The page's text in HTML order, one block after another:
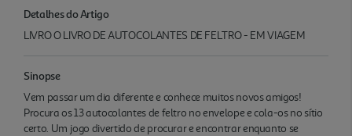
Detalhes do Artigo
LIVRO O LIVRO DE AUTOCOLANTES DE FELTRO - EM VIAGEM
Sinopse
Vem passar um dia diferente e conhece muitos novos amigos!
Procura os 13 autocolantes de feltro no envelope e cola-os no sítio
certo. Um jogo divertido de procurar e encontrar enquanto se